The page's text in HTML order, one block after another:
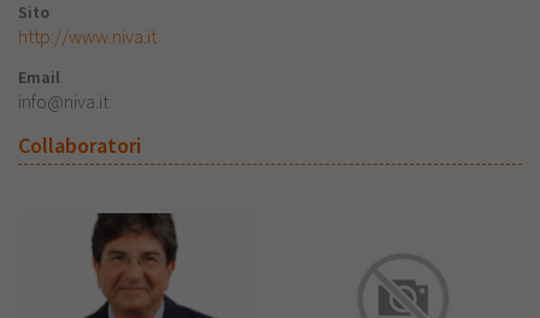
Sito
http://www.niva.it
Email
info@niva.it
Collaboratori